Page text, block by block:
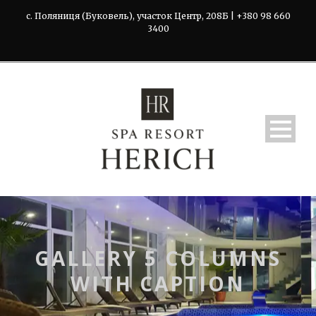
с. Поляниця (Буковель), участок Центр, 208Б | +380 98 660
3400
GALLERY 5 COLUMNS
WITH CAPTION